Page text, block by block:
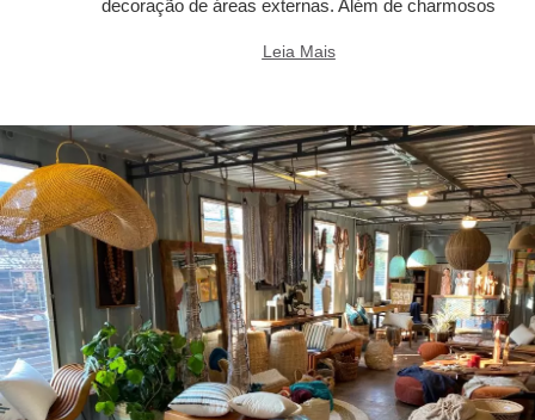
decoração de áreas externas. Além de charmosos
Leia Mais